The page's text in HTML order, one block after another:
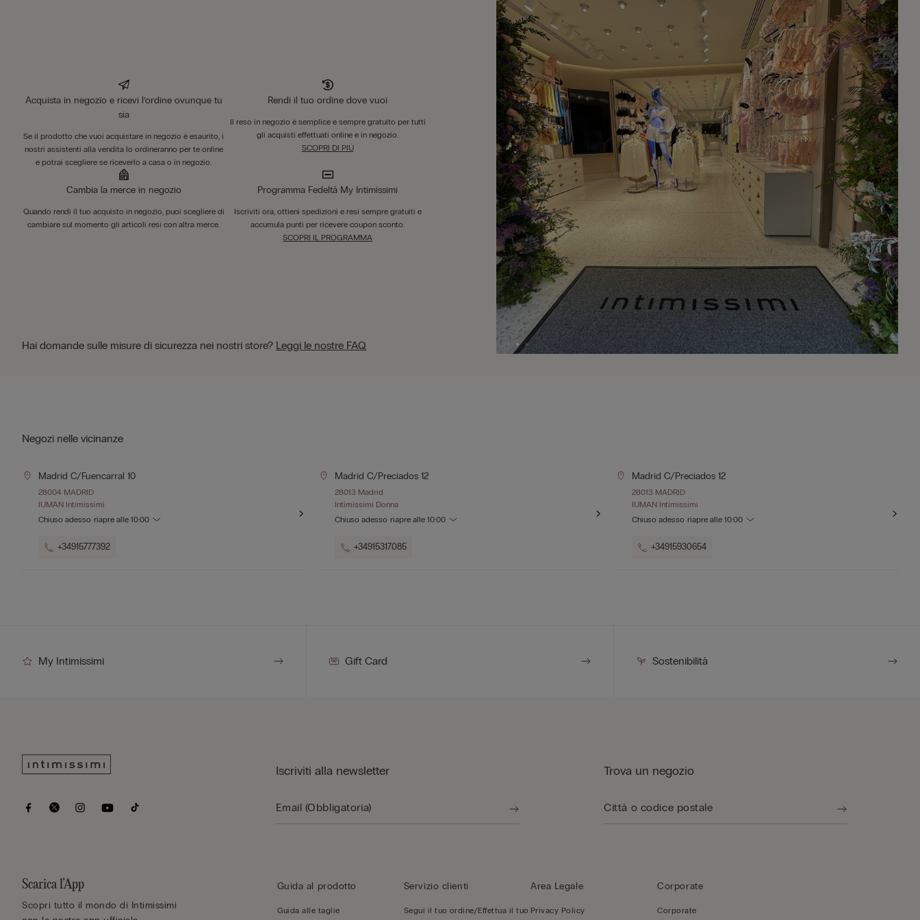
Acquista in negozio e ricevi l’ordine ovunque tu
sia
Se il prodotto che vuoi acquistare in negozio è esaurito, i
nostri assistenti alla vendita lo ordineranno per te online
e potrai scegliere se riceverlo a casa o in negozio.
Rendi il tuo ordine dove vuoi
Il reso in negozio è semplice e sempre gratuito per tutti
gli acquisti effettuati online e in negozio.
SCOPRI DI PIÙ
Cambia la merce in negozio
Quando rendi il tuo acquisto in negozio, puoi scegliere di
cambiare sul momento gli articoli resi con altra merce.
Programma Fedeltà My Intimissimi
Iscriviti ora, ottieni spedizioni e resi sempre gratuiti e
accumula punti per ricevere coupon sconto.
SCOPRI IL PROGRAMMA
Hai domande sulle misure di sicurezza nei nostri store? Leggi le nostre FAQ
Negozi nelle vicinanze
Madrid C/fuencarral 10
28004 MADRID
IUMAN Intimissimi
Chiuso adesso riapre alle 10:00
+34915777392
Madrid C/preciados 12
28013 Madrid
Intimissimi Donna
Chiuso adesso riapre alle10:00
+34915317085
Madrid C/preciados 12
28013 MADRID
IUMAN Intimissimi
Chiuso adesso riapre alle 10:00
+34915930654
My Intimissimi Gift Card Sostenibilità
Scarica l’App
Scopri tutto il mondo di Intimissimi
Iscriviti alla newsletter Trova un negozio
Guida al prodotto
Guida alle taglie
Servizio clienti
Segui il tuo ordine/Effettua il tuo
Area Legale
Privacy Policy
Corporate
Corporate